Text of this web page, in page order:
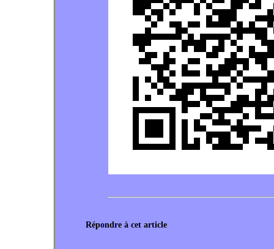
Répondre à cet article